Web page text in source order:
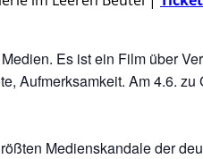
Es ist ein Film über
Aufmerksamkeit. Am 4.6. zu
Medienskandale der